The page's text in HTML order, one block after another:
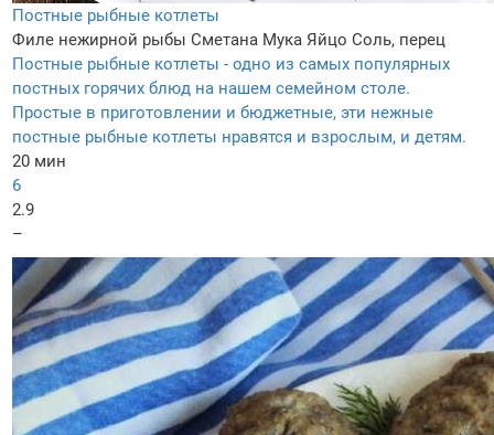
Постные рыбные котлеты
Филе нежирной рыбы Сметана Мука Яйцо Соль, перец
Постные рыбные котлеты - одно из самых популярных
постных горячих блюд на нашем семейном столе.
Простые в приготовлении и бюджетные, эти нежные
постные рыбные котлеты нравятся и взрослым, и детям.
20 мин
6
2.9
–